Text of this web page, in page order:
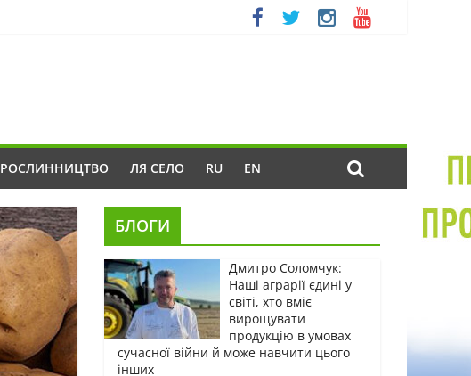
РОСЛИННИЦТВО ЛЯ СЕЛО RU EN
БЛОГИ
Дмитро Соломчук:
Наші аграрії єдині у
світі, хто вміє
вирощувати
продукцію в умовах
сучасної війни й може навчити цього
інших